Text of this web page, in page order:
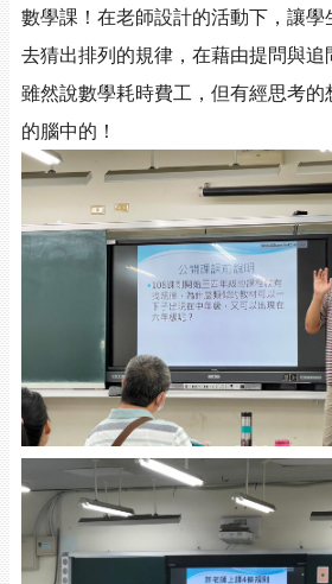
數學課！在老師設計的活動下，讓
去猜出排列的規律，在藉由提問與追
雖然說數學耗時費工，但有經思考
的腦中的！